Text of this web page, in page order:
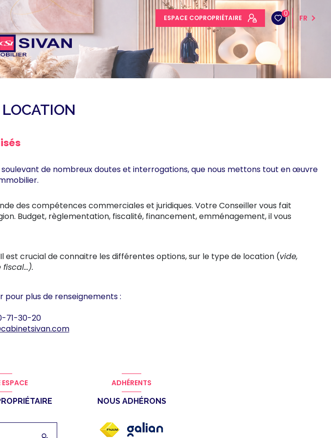
ESPACE COPROPRIÉTAIRE
0 FR
de nombreux doutes et interrogations, que nous mettons tout en œuvre
des compétences commerciales et juridiques. Votre Conseiller vous fait
Budget, règlementation, fiscalité, financement, emménagement, il vous
crucial de connaitre les différentes options, sur le type de location (vide,
pour plus de renseignements :
71-30-20
ADHÉRENTS
NOUS ADHÉRONS